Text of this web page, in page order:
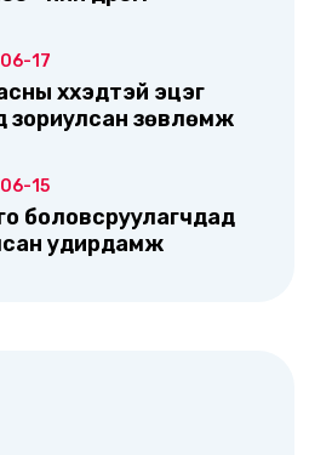
17
хүүхэдтэй эцэг
зориулсан зөвлөмж
15
боловсруулагчдад
удирдамж